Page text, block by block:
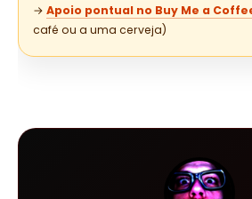
→ Apoio pontual no Buy Me a
café ou a uma cerveja)